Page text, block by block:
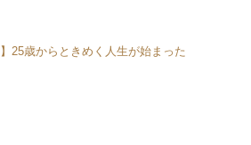
】25歳からときめく人生が始まった